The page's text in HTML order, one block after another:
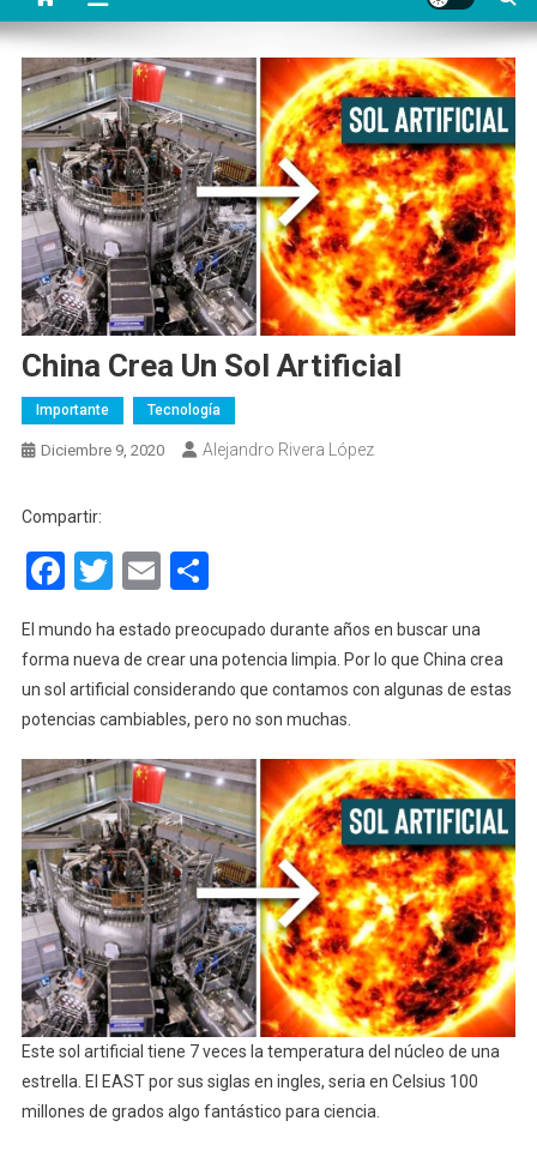
China Crea Un Sol Artificial
Importante Tecnología
Diciembre 9, 2020 Alejandro Rivera López
Compartir:
Facebook
Twitter
EmailCompartir
El mundo ha estado preocupado durante años en buscar una
forma nueva de crear una potencia limpia. Por lo que China crea
un sol artificial considerando que contamos con algunas de estas
potencias cambiables, pero no son muchas.
Este sol artificial tiene 7 veces la temperatura del núcleo de una
estrella. El EAST por sus siglas en ingles, seria en Celsius 100
millones de grados algo fantástico para ciencia.